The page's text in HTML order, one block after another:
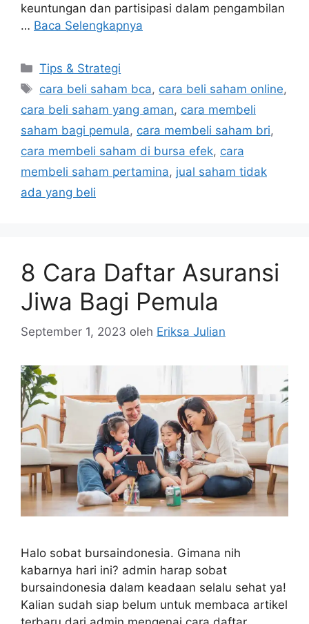
keuntungan dan partisipasi dalam pengambilan
… Baca Selengkapnya
Kategori
Tips & Strategi
Tag
cara beli saham bca, cara beli saham online,
cara beli saham yang aman, cara membeli
saham bagi pemula, cara membeli saham bri,
cara membeli saham di bursa efek, cara
membeli saham pertamina, jual saham tidak
ada yang beli
8 Cara Daftar Asuransi
Jiwa Bagi Pemula
September 1, 2023 oleh Eriksa Julian
Halo sobat bursaindonesia. Gimana nih
kabarnya hari ini? admin harap sobat
bursaindonesia dalam keadaan selalu sehat ya!
Kalian sudah siap belum untuk membaca artikel